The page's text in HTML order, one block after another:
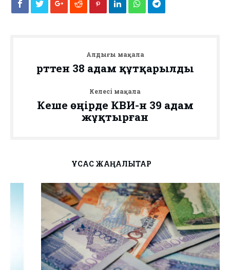
Алдыңғы мақала
Өрттен 38 адам құтқарылды
Келесі мақала
Кеше өңірде КВИ-н 39 адам
жұқтырған
ҰҚСАС ЖАҢАЛЫҚТАР